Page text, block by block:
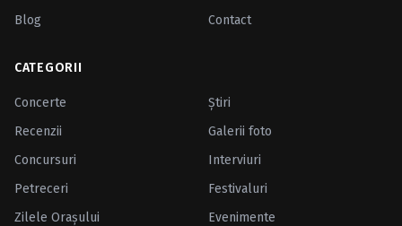
Blog
Contact
CATEGORII
Concerte
Ştiri
Recenzii
Galerii foto
Concursuri
Interviuri
Petreceri
Festivaluri
Zilele Oraşului
Evenimente